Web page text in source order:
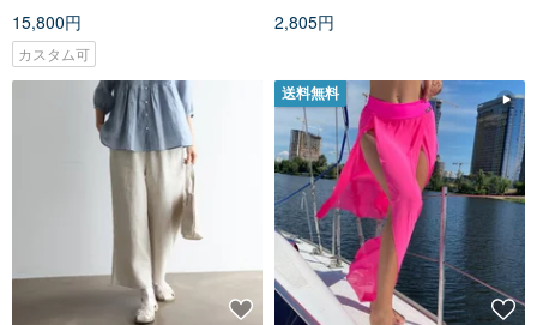
15,800円
カスタム可
2,805円
送料無料